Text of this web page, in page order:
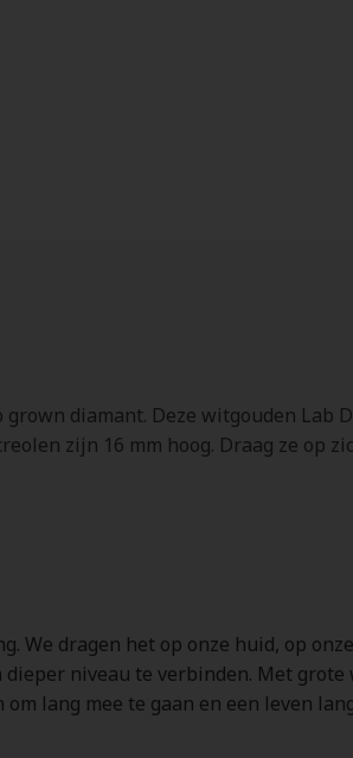
grown diamant. Deze witgouden
zijn 16 mm hoog. Draag ze
We dragen het op onze huid, op
niveau te verbinden. Met
lang mee te gaan en een leven